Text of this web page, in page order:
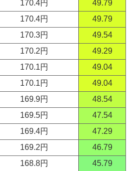
170.4円
49.79
170.4円
49.79
170.3円
49.54
170.2円
49.29
170.1円
49.04
170.1円
49.04
169.9円
48.54
169.5円
47.54
169.4円
47.29
169.2円
46.79
168.8円
45.79